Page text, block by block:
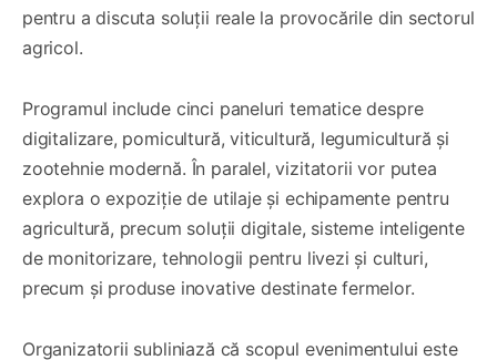
pentru a discuta soluții reale la provocările din sectorul
agricol.
Programul include cinci paneluri tematice despre
digitalizare, pomicultură, viticultură, legumicultură și
zootehnie modernă. În paralel, vizitatorii vor putea
explora o expoziție de utilaje și echipamente pentru
agricultură, precum soluții digitale, sisteme inteligente
de monitorizare, tehnologii pentru livezi și culturi,
precum și produse inovative destinate fermelor.
Organizatorii subliniază că scopul evenimentului este